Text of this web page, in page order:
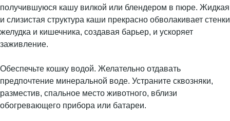
получившуюся кашу вилкой или блендером в пюре. Жидкая
и слизистая структура каши прекрасно обволакивает стенки
желудка и кишечника, создавая барьер, и ускоряет
заживление.
Обеспечьте кошку водой. Желательно отдавать
предпочтение минеральной воде. Устраните сквозняки,
разместив, спальное место животного, вблизи
обогревающего прибора или батареи.